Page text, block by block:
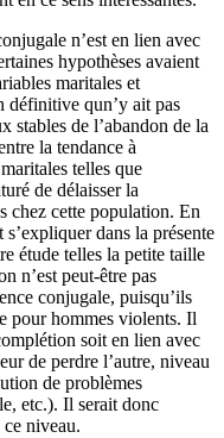
n’est en lien avec
hypothèses avaient
maritales et
définitive qun’y ait pas
stables de l’abandon de la
la tendance à
telles que
de délaisser la
chez cette population. En
dans la présente
étude telles la petite taille
n’est peut-être pas
conjugale, puisqu’ils
pour hommes violents. Il
soit en lien avec
de perdre l’autre, niveau
de problèmes
etc.). Il serait donc
ce niveau.